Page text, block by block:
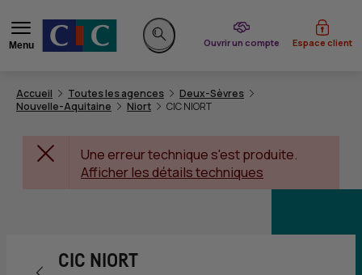
Menu
Rechercher sur le site
Ouvrir un compte
du CIC Espace client
Accueil Toutes les agences
Deux-Sèvres
Nouvelle-Aquitaine
Niort CIC NIORT
Une erreur technique s'est produite.
Afficher les détails techniques
Retour vers la page précédente
CIC NIORT